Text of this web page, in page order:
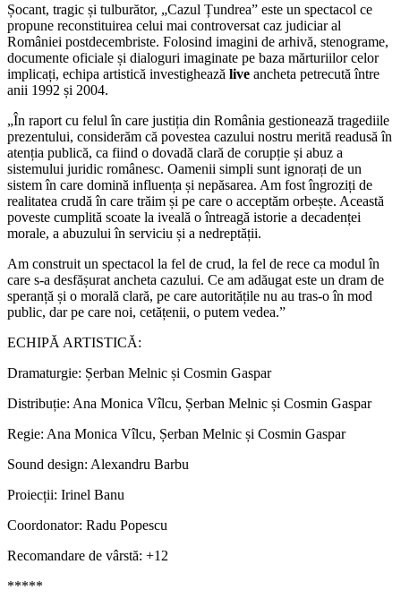
Șocant, tragic și tulburător, „Cazul Țundrea” este un spectacol ce
propune reconstituirea celui mai controversat caz judiciar al
României postdecembriste. Folosind imagini de arhivă, stenograme,
documente oficiale și dialoguri imaginate pe baza mărturiilor celor
implicați, echipa artistică investighează live ancheta petrecută între
anii 1992 și 2004.
„În raport cu felul în care justiția din România gestionează tragediile
prezentului, considerăm că povestea cazului nostru merită readusă în
atenția publică, ca fiind o dovadă clară de corupție și abuz a
sistemului juridic românesc. Oamenii simpli sunt ignorați de un
sistem în care domină influența și nepăsarea. Am fost îngroziți de
realitatea crudă în care trăim și pe care o acceptăm orbește. Această
poveste cumplită scoate la iveală o întreagă istorie a decadenței
morale, a abuzului în serviciu și a nedreptății.
Am construit un spectacol la fel de crud, la fel de rece ca modul în
care s-a desfășurat ancheta cazului. Ce am adăugat este un dram de
speranță și o morală clară, pe care autoritățile nu au tras-o în mod
public, dar pe care noi, cetățenii, o putem vedea.”
ECHIPĂ ARTISTICĂ:
Dramaturgie: Șerban Melnic și Cosmin Gaspar
Distribuție: Ana Monica Vîlcu, Șerban Melnic și Cosmin Gaspar
Regie: Ana Monica Vîlcu, Șerban Melnic și Cosmin Gaspar
Sound design: Alexandru Barbu
Proiecții: Irinel Banu
Coordonator: Radu Popescu
Recomandare de vârstă: +12
*****